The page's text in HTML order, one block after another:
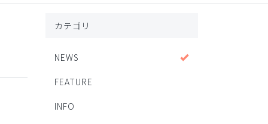
カテゴリ
NEWS
FEATURE
INFO